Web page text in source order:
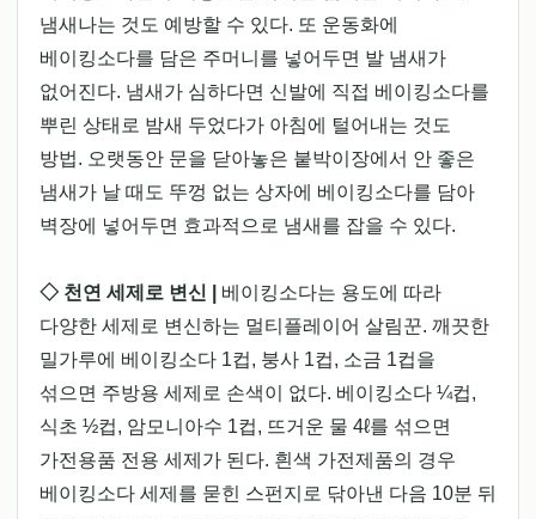
냄새나는 것도 예방할 수 있다. 또 운동화에
베이킹소다를 담은 주머니를 넣어두면 발 냄새가
없어진다. 냄새가 심하다면 신발에 직접 베이킹소다를
뿌린 상태로 밤새 두었다가 아침에 털어내는 것도
방법. 오랫동안 문을 닫아놓은 붙박이장에서 안 좋은
냄새가 날 때도 뚜껑 없는 상자에 베이킹소다를 담아
벽장에 넣어두면 효과적으로 냄새를 잡을 수 있다.
◇ 천연 세제로 변신 | 베이킹소다는 용도에 따라
다양한 세제로 변신하는 멀티플레이어 살림꾼. 깨끗한
밀가루에 베이킹소다 1컵, 붕사 1컵, 소금 1컵을
섞으면 주방용 세제로 손색이 없다. 베이킹소다 ¼컵,
식초 ½컵, 암모니아수 1컵, 뜨거운 물 4ℓ를 섞으면
가전용품 전용 세제가 된다. 흰색 가전제품의 경우
베이킹소다 세제를 묻힌 스펀지로 닦아낸 다음 10분 뒤